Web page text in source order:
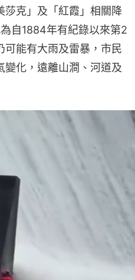
莎克」及「紅霞」相關降
自1884年有紀錄以來第2
可能有大雨及雷暴，市民
變化，遠離山澗、河道及